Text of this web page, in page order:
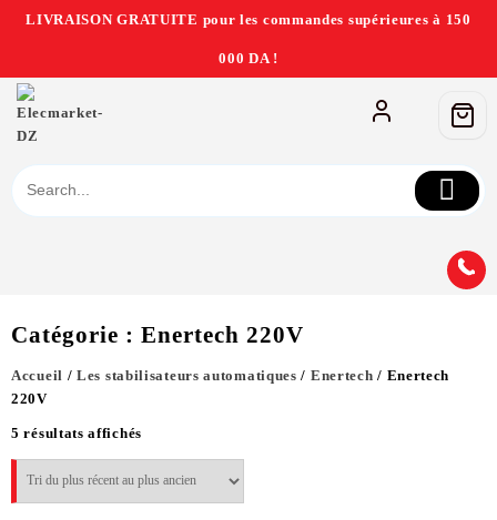
LIVRAISON GRATUITE pour les commandes supérieures à 150
000 DA !
Catégorie : Enertech 220V
Accueil /Les stabilisateurs automatiques / Enertech / Enertech
220V
5 résultats affichés